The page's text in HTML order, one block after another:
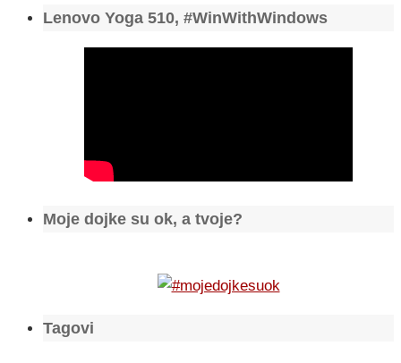
Lenovo Yoga 510, #WinWithWindows
Moje dojke su ok, a tvoje?
Tagovi